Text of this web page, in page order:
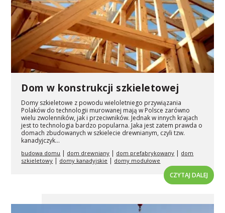
Dom w konstrukcji szkieletowej
Domy szkieletowe z powodu wieloletniego przywiązania
Polaków do technologii murowanej mają w Polsce zarówno
wielu zwolenników, jak i przeciwników. Jednak w innych krajach
jest to technologia bardzo popularna. Jaka jest zatem prawda o
domach zbudowanych w szkielecie drewnianym, czyli tzw.
kanadyjczyk...
budowa domu | dom drewniany | dom prefabrykowany | dom
szkieletowy | domy kanadyjskie | domy modułowe
CZYTAJ DALEJ